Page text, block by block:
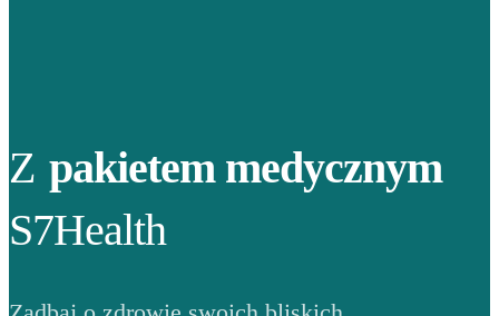
Z pakietem medycznym
S7Health